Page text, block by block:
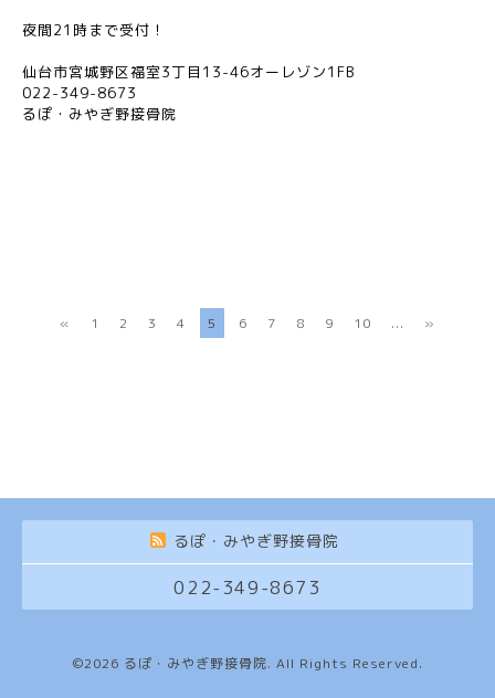
夜間21 時まで受付！
仙台市宮城野区福室3丁目 13-46オーレゾン1FB
022-349-8673
るぽ・みやぎ野接骨院
« 1 2 3 4 5 6 7 8 9 10 ... »
るぽ・みやぎ野接骨院
022-349-8673
©2026 るぽ・みやぎ野接骨院. All Rights Reserved.